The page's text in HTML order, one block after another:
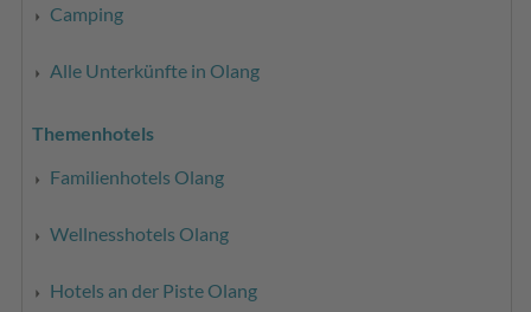
Camping
Alle Unterkünfte in Olang
Themenhotels
Familienhotels Olang
Wellnesshotels Olang
Hotels an der Piste Olang